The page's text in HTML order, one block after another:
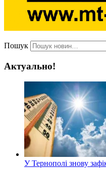
Пошук
Актуально!
У Тернополі знову